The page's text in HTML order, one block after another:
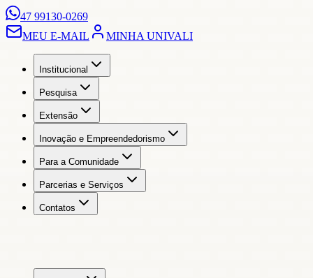
47 99130-0269
MEU E-MAIL
MINHA UNIVALI
Institucional
Pesquisa
Extensão
Inovação e Empreendedorismo
Para a Comunidade
Parcerias e Serviços
Contatos